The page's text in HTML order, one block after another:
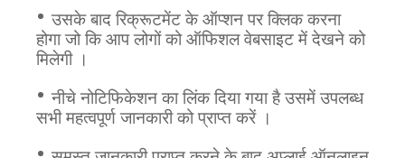
• उसके बाद रिक्रूटमेंट के ऑप्शन पर क्लिक करना
होगा जो कि आप लोगों को ऑफिशल वेबसाइट में देखने को
मिलेगी ।
• नीचे नोटिफिकेशन का लिंक दिया गया है उसमें उपलब्ध
सभी महत्वपूर्ण जानकारी को प्राप्त करें ।